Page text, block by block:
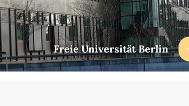
Freie Universität Berlin